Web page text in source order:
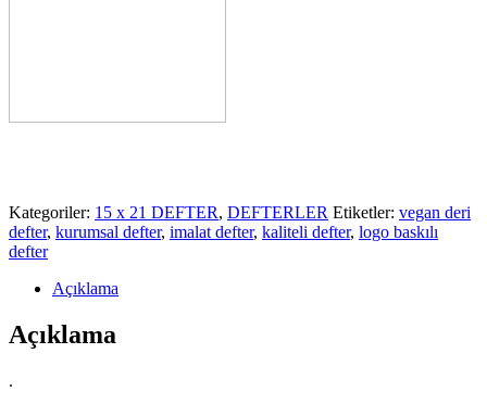
Kategoriler: 15 x 21 DEFTER, DEFTERLER Etiketler: vegan deri
defter, kurumsal defter, imalat defter, kaliteli defter, logo baskılı
defter
Açıklama
Açıklama
.